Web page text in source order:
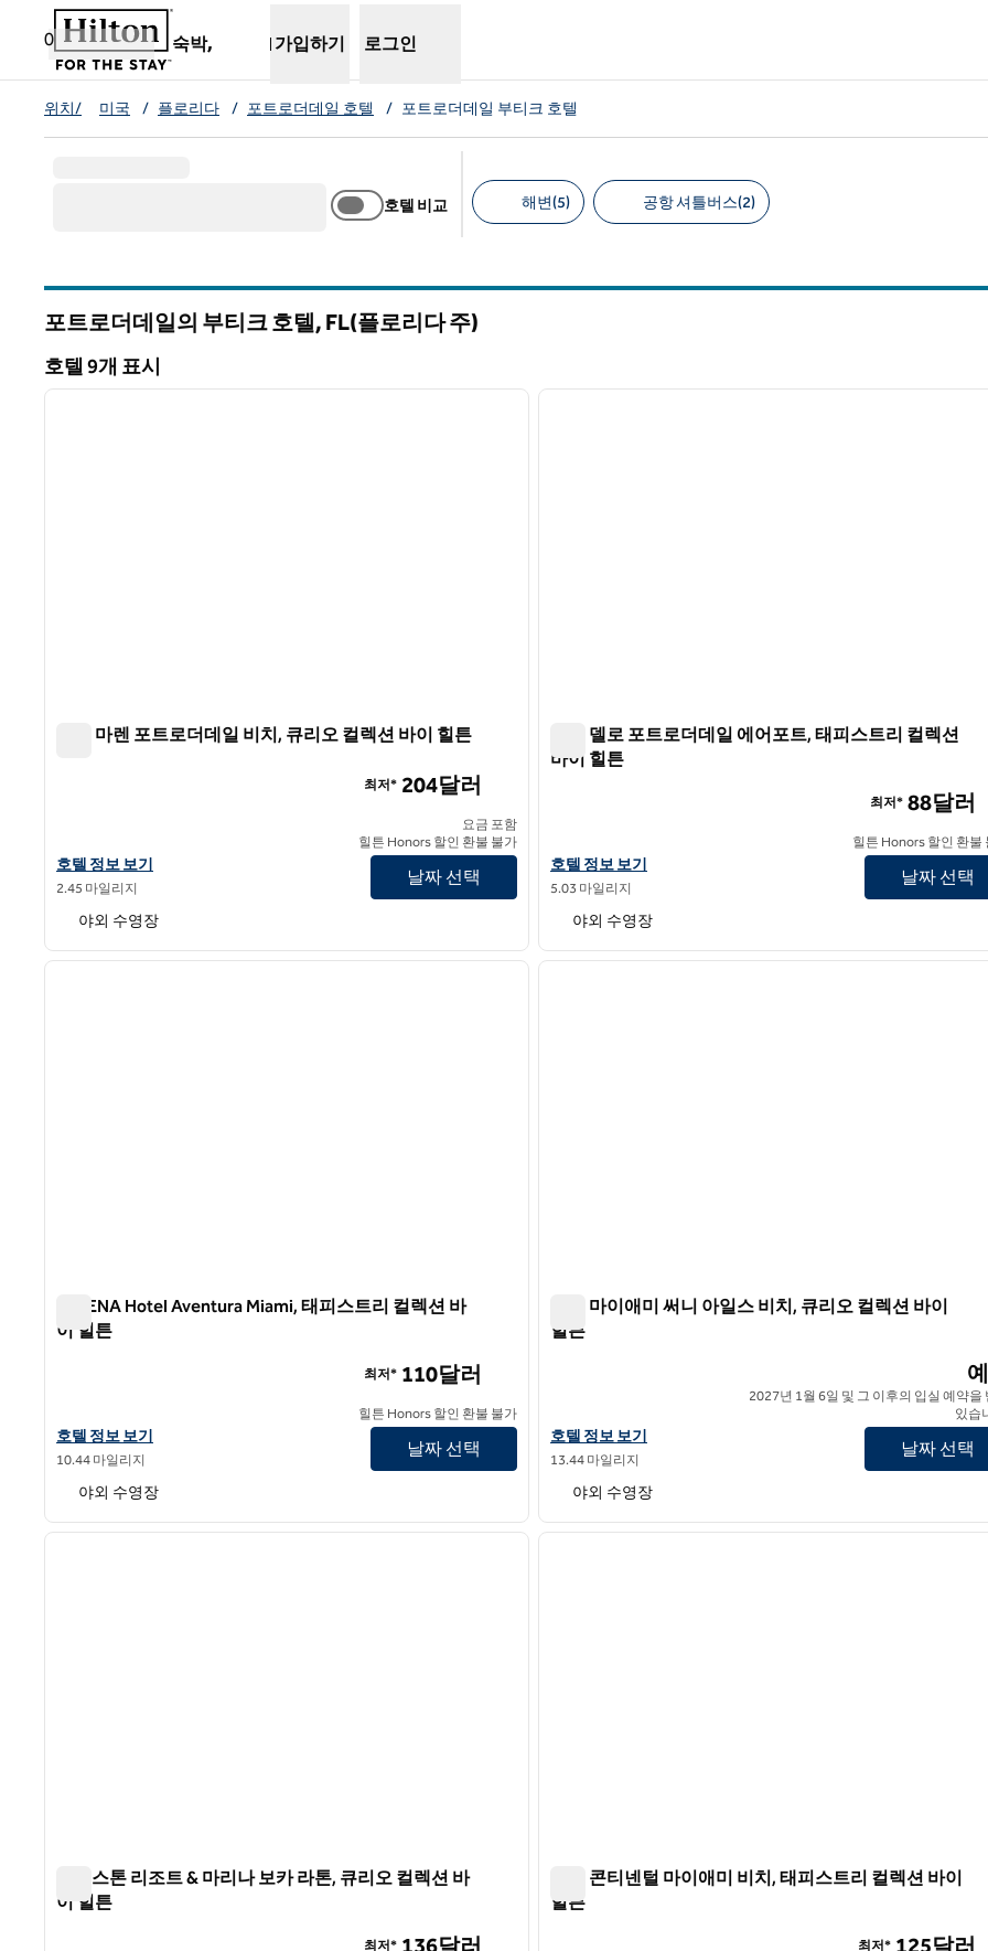
콘텐츠로 이동
0
숙박,
새 탭 열림
가입하기 로그인
위치/ 미국 / 플로리다 / 포트로더데일 호텔 / 포트로더데일 부티크 호텔
호텔 비교 해변(5) 공항 셔틀버스(2)
포트로더데일의 부티크 호텔, FL(플로리다 주)
호텔 9개 표시
호텔 9개 표시
1/12
다음 이미지
호텔 마렌 포트로더데일 비치, 큐리오 컬렉션 바이 힐튼
호텔 마렌 포트 로더데일 비치, 큐리오 컬렉션 바이 힐튼의 호텔 정보 보기
호텔 정보 보기
2.45 마일리지
최저* 204달러
요금 포함
힐튼 Honors 할인 환불 불가
날짜 선택
야외 수영장
1/12
호텔 델로 포트로더데일 에어포트, 태피스트리 컬렉션
바이 힐튼
호텔 델로 포트로더데일 에어포트, 태피스트리 컬렉션 바이 힐튼 호
호텔 정보 보기
5.03 마일리지
최저* 88달러
힐튼 Honors 할인 환불
날짜 선택
야외 수영장
1/9
다음 이미지
SERENA Hotel Aventura Miami, 태피스트리 컬렉션 바
이 힐튼
SERENA Hotel Aventura Miami, 태피스트리 컬렉션 바이 힐튼의 호텔 정보 보기
호텔 정보 보기
10.44 마일리지
최저* 110달러
힐튼 Honors 할인 환불 불가
날짜 선택
야외 수영장
1/12
써니 마이애미 써니 아일스 비치, 큐리오 컬렉션 바이
힐튼
써니 마이애미 써니 아일스 비치, 큐리오 컬렉션 바이 힐튼의 호텔
호텔 정보 보기
13.44 마일리지
2027년 1월 6일 및 그 이후의 입실 예약을
있습
날짜 선택
야외 수영장
1/12
다음 이미지
워터스톤 리조트 & 마리나 보카 라톤, 큐리오 컬렉션 바
이 힐튼
최저* 136달러
1/12
호텔 콘티넨털 마이애미 비치, 태피스트리 컬렉션 바이
힐튼
최저* 125달러